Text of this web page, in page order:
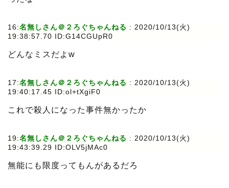
16:名無しさん＠２ろぐちゃんねる : 2020/10/13(火)
19:38:57.70 ID:G14CGUpR0
どんなミスだよw
17:名無しさん＠２ろぐちゃんねる : 2020/10/13(火)
19:40:17.45 ID:ol+tXgiF0
これで殺人になった事件無かったか
19:名無しさん＠２ろぐちゃんねる : 2020/10/13(火)
19:43:39.29 ID:OLV5jMAc0
無能にも限度ってもんがあるだろ